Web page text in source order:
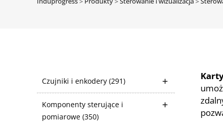
Czujniki i enkodery (291)
Komponenty sterujące i
pomiarowe (350)